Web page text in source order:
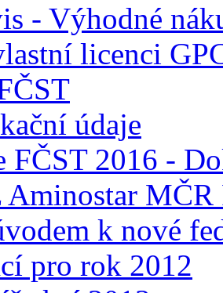
- Výhodné
licenci
údaje
FČST 2016 -
Aminostar MČR
k nové
pro rok 2012